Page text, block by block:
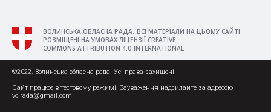
ВОЛИНСЬКА ОБЛАСНА РАДА. ВСІ МАТЕРІАЛИ НА ЦЬОМУ САЙТІ
РОЗМІЩЕНІ НА УМОВАХ ЛІЦЕНЗІЇ CREATIVE
COMMONS ATTRIBUTION 4.0 INTERNATIONAL
©2022. Волинська обласна рада. Усі права захищені
Сайт працює в тестовому режимі. Зауваження надсилайте за адресою
volrada@gmail.com